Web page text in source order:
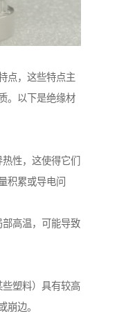
点，这些特点主
。以下是绝缘材
性，这使得它们
积累或导电问
高温，可能导致
塑料）具有较高
崩边。